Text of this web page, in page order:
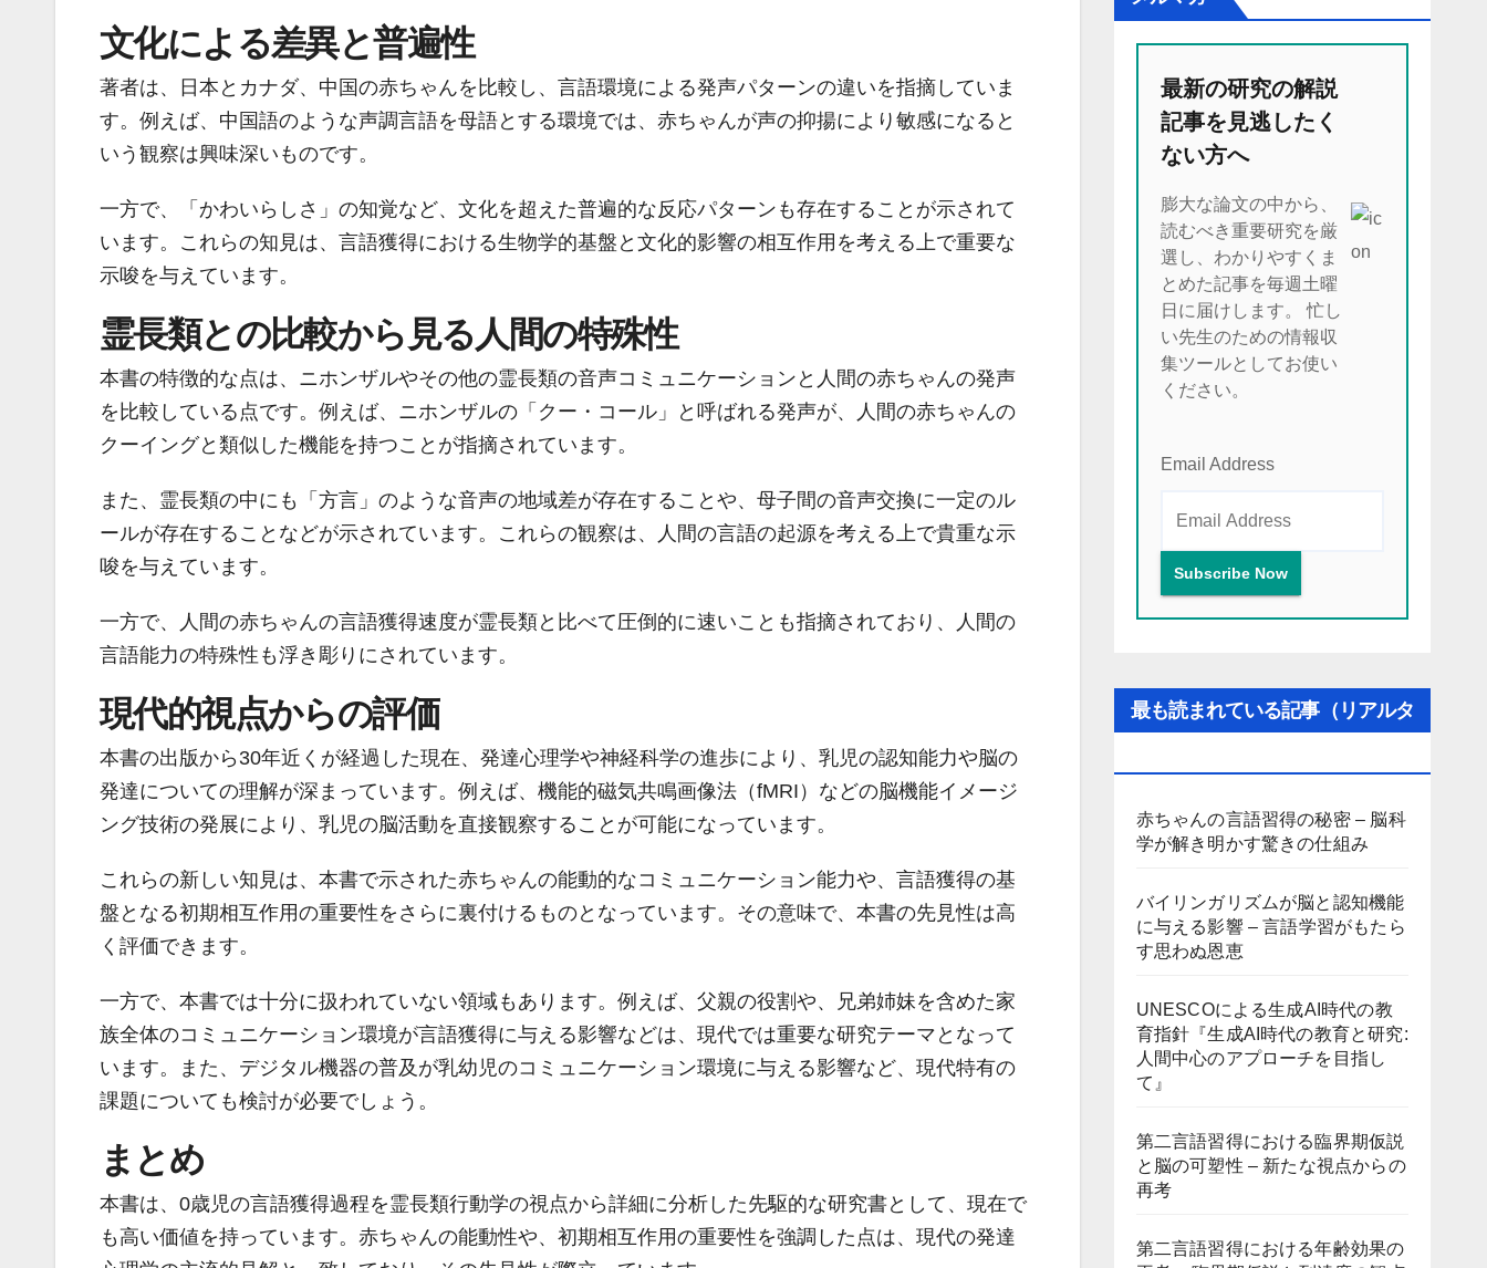
文化による差異と普遍性
著者は、日本とカナダ、中国の赤ちゃんを比較し、言語環境による発声パターンの違いを指摘していま
す。例えば、中国語のような声調言語を母語とする環境では、赤ちゃんが声の抑揚により敏感になると
いう観察は興味深いものです。
一方で、「かわいらしさ」の知覚など、文化を超えた普遍的な反応パターンも存在することが示されて
います。これらの知見は、言語獲得における生物学的基盤と文化的影響の相互作用を考える上で重要な
示唆を与えています。
霊長類との比較から見る人間の特殊性
本書の特徴的な点は、ニホンザルやその他の霊長類の音声コミュニケーションと人間の赤ちゃんの発声
を比較している点です。例えば、ニホンザルの「クー・コール」と呼ばれる発声が、人間の赤ちゃんの
クーイングと類似した機能を持つことが指摘されています。
また、霊長類の中にも「方言」のような音声の地域差が存在することや、母子間の音声交換に一定のル
ールが存在することなどが示されています。これらの観察は、人間の言語の起源を考える上で貴重な示
唆を与えています。
一方で、人間の赤ちゃんの言語獲得速度が霊長類と比べて圧倒的に速いことも指摘されており、人間の
言語能力の特殊性も浮き彫りにされています。
現代的視点からの評価
本書の出版から30年近くが経過した現在、発達心理学や神経科学の進歩により、乳児の認知能力や脳の
発達についての理解が深まっています。例えば、機能的磁気共鳴画像法（fMRI）などの脳機能イメージ
ング技術の発展により、乳児の脳活動を直接観察することが可能になっています。
これらの新しい知見は、本書で示された赤ちゃんの能動的なコミュニケーション能力や、言語獲得の基
盤となる初期相互作用の重要性をさらに裏付けるものとなっています。その意味で、本書の先見性は高
く評価できます。
一方で、本書では十分に扱われていない領域もあります。例えば、父親の役割や、兄弟姉妹を含めた家
族全体のコミュニケーション環境が言語獲得に与える影響などは、現代では重要な研究テーマとなって
います。また、デジタル機器の普及が乳幼児のコミュニケーション環境に与える影響など、現代特有の
課題についても検討が必要でしょう。
まとめ
本書は、0歳児の言語獲得過程を霊長類行動学の視点から詳細に分析した先駆的な研究書として、現在で
も高い価値を持っています。赤ちゃんの能動性や、初期相互作用の重要性を強調した点は、現代の発達
最新の研究の解説
記事を見逃したく
ない方へ
膨大な論文の中から、
読むべき重要研究を厳
選し、わかりやすくま
とめた記事を毎週土曜
日に届けします。 忙し
い先生のための情報収
集ツールとしてお使い
ください。
Email Address
最も読まれている記事（リアルタ
赤ちゃんの言語習得の秘密 – 脳科
学が解き明かす驚きの仕組み
バイリンガリズムが脳と認知機能
に与える影響 – 言語学習がもたら
す思わぬ恩恵
UNESCOによる生成AI時代の教
育指針『生成AI時代の教育と研究:
人間中心のアプローチを目指し
て』
第二言語習得における臨界期仮説
と脳の可塑性 – 新たな視点からの
再考
第二言語習得における年齢効果の